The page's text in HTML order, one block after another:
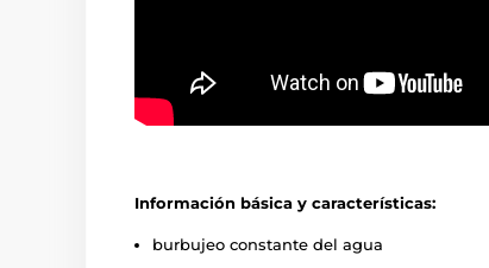
Información básica y características:
burbujeo constante del agua